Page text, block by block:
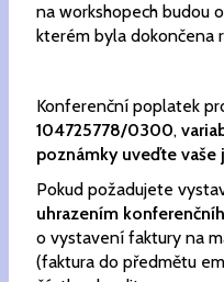
na workshopech budou
kterém byla dokončena
Konferenční poplatek
104725778/0300,
poznámky uveďte
Pokud požadujete
uhrazením
o vystavení faktury na
(faktura do předmětu